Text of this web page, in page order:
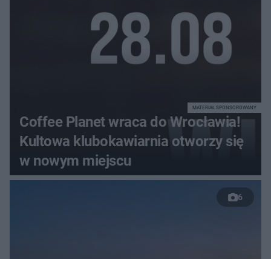
Coffee Planet wraca do Wrocławia!
Kultowa klubokawiarnia otworzy się
w nowym miejscu
MATERIAŁ SPONSOROWANY
6